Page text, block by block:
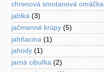
chrenová smotanová omáčka
jablká (3)
jačmenné krúpy (5)
jahňacina (1)
jahody (1)
jarná cibuľka (2)